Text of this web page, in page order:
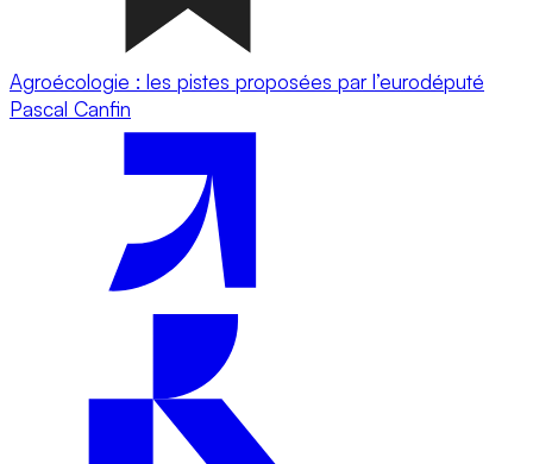
Agroécologie : les pistes proposées par l’eurodéputé
Pascal Canfin